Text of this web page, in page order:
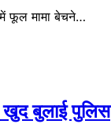
में फूल मामा बेचने…
खुद बुलाई पुलिस